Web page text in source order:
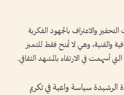
والاعتراف بالجهود الفكرية
والفنية، وهي لا تُمنح فقط للتميز
أسهمت في الارتقاء بالمشهد الثقافي.
الرشيدة سياسة واعية في تكريم